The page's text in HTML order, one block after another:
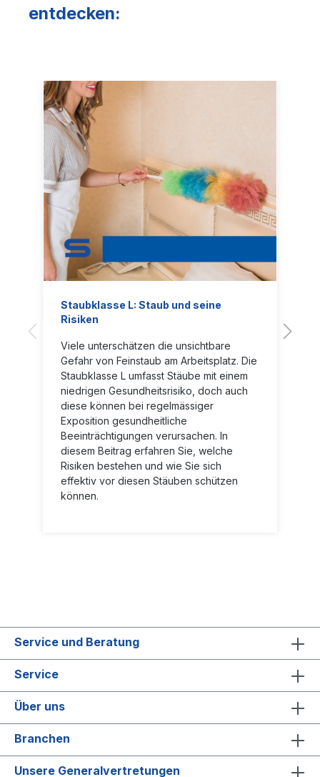
entdecken:
Staubklasse L: Staub und seine
Risiken
Viele unterschätzen die unsichtbare
Gefahr von Feinstaub am Arbeitsplatz. Die
Staubklasse L umfasst Stäube mit einem
niedrigen Gesundheitsrisiko, doch auch
diese können bei regelmässiger
Exposition gesundheitliche
Beeinträchtigungen verursachen. In
diesem Beitrag erfahren Sie, welche
Risiken bestehen und wie Sie sich
effektiv vor diesen Stäuben schützen
können.
Service und Beratung
Service
Über uns
Branchen
Unsere Generalvertretungen